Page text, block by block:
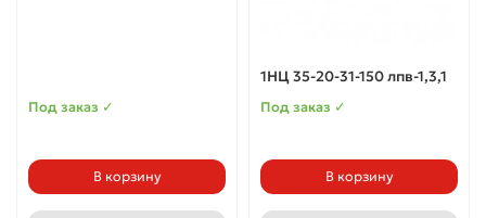
Под заказ ✓
В корзину
1НЦ 35-20-31-150 лпв-1,3,1
Под заказ ✓
В корзину